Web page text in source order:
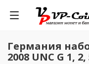
Германия
2008 UNC G 1,